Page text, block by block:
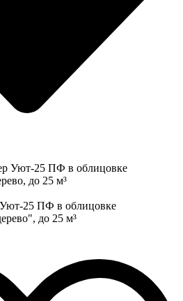
25 ПФ в облицовке
до 25 м³